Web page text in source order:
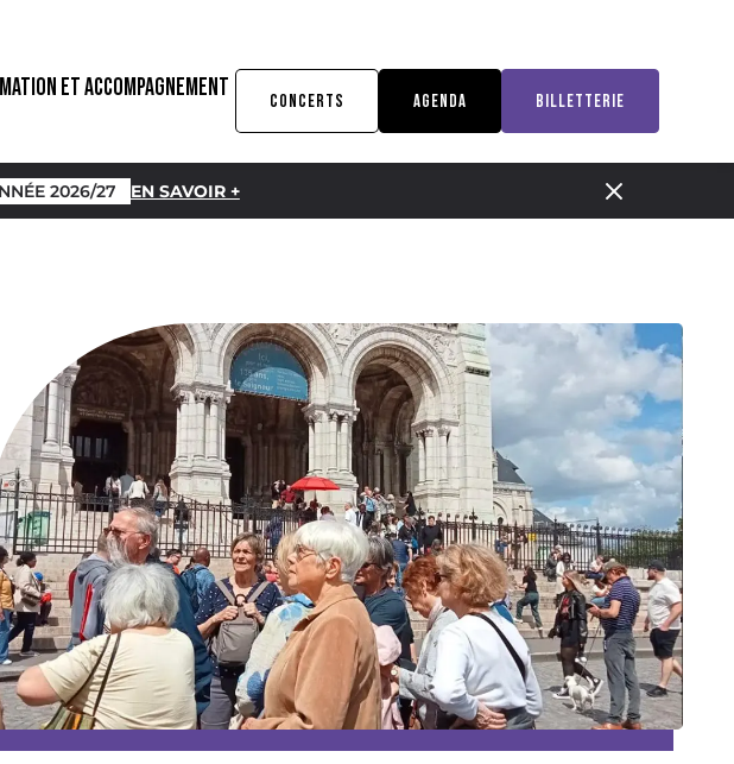
ET ACCOMPAGNEMENT
CONCERTS AGENDA BILLETTERIE
2026/27 EN SAVOIR +